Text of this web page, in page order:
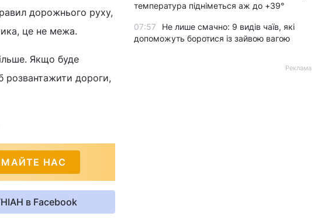
дорожнього руху,
це не межа.
Якщо буде
розвантажити дороги,
НАС
в Facebook
температура підніметься аж до +39°
07:57
Не лише смачно: 9 видів чаїв, які
допоможуть боротися із зайвою вагою
Реклама